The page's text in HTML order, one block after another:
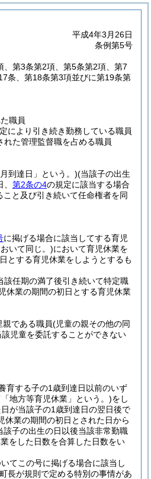
平成4年3月26日
条例第5号
、第3条第2項、第5条第2項、第7
17条、第18条第3項並びに第19条第
職員
により引き続き勤務している職員
れた管理監督職を占める職員
到達日」という。)(当該子の出生
、第2条の4の規定に該当する場合
こと及び引き続いて任命権者を同
に掲げる場合に該当してする育児
いて同じ。)において育児休業を
とする育児休業をしようとするも
任期の満了後引き続いて特定職
休業の期間の初日とする育児休業
である職員(児童の親その他の同
児童を委託することができない
育する子の1歳到達日以前のいず
地方等育児休業」という。)をし
が当該子の1歳到達日の翌日後で
休業の期間の初日とされた日から
該子の出生の日以後当該非常勤職
をした日数を合算した日数をい
てこの号に掲げる場合に該当し
長が規則で定める特別の事情があ